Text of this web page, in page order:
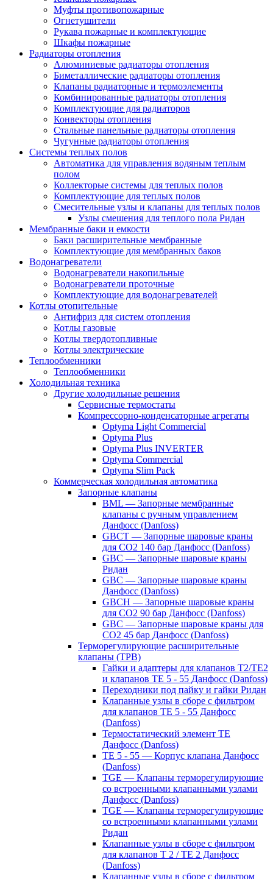
Муфты противопожарные
Огнетушители
Рукава пожарные и комплектующие
Шкафы пожарные
Радиаторы отопления
Алюминиевые радиаторы отопления
Биметаллические радиаторы отопления
Клапаны радиаторные и термоэлементы
Комбинированные радиаторы отопления
Комплектующие для радиаторов
Конвекторы отопления
Стальные панельные радиаторы отопления
Чугунные радиаторы отопления
Системы теплых полов
Автоматика для управления водяным теплым
полом
Коллекторые системы для теплых полов
Комплектующие для теплых полов
Смесительные узлы и клапаны для теплых полов
Узлы смешения для теплого пола Ридан
Мембранные баки и емкости
Баки расширительные мембранные
Комплектующие для мембранных баков
Водонагреватели
Водонагреватели накопильные
Водонагреватели проточные
Комплектующие для водонагревателей
Котлы отопительные
Антифриз для систем отопления
Котлы газовые
Котлы твердотопливные
Котлы электрические
Теплообменники
Теплообменники
Холодильная техника
Другие холодильные решения
Сервисные термостаты
Компрессорно-конденсаторные агрегаты
Optyma Light Commercial
Optyma Plus
Optyma Plus INVERTER
Optyma Commercial
Optyma Slim Pack
Коммерческая холодильная автоматика
Запорные клапаны
BML — Запорные мембранные
клапаны с ручным управлением
Данфосс (Danfoss)
GBCT — Запорные шаровые краны
для CO2 140 бар Данфосс (Danfoss)
GBC — Запорные шаровые краны
Ридан
GBC — Запорные шаровые краны
Данфосс (Danfoss)
GBCH — Запорные шаровые краны
для CO2 90 бар Данфосс (Danfoss)
GBC — Запорные шаровые краны для
CO2 45 бар Данфосс (Danfoss)
Терморегулирующие расширительные
клапаны (ТРВ)
Гайки и адаптеры для клапанов T2/TE2
и клапанов TE 5 - 55 Данфосс (Danfoss)
Переходники под пайку и гайки Ридан
Клапанные узлы в сборе с фильтром
для клапанов TE 5 - 55 Данфосс
(Danfoss)
Термостатический элемент TE
Данфосс (Danfoss)
TE 5 - 55 — Корпус клапана Данфосс
(Danfoss)
TGE — Клапаны терморегулирующие
со встроенными клапанными узлами
Данфосс (Danfoss)
TGE — Клапаны терморегулирующие
со встроенными клапанными узлами
Ридан
Клапанные узлы в сборе с фильтром
для клапанов T 2 / TE 2 Данфосс
(Danfoss)
Клапанные узлы в сборе с фильтром